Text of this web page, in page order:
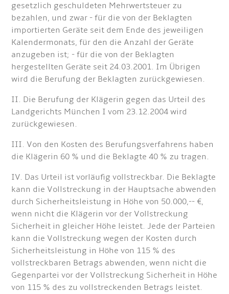
gesetzlich geschuldeten Mehrwertsteuer zu
bezahlen, und zwar - für die von der Beklagten
importierten Geräte seit dem Ende des jeweiligen
Kalendermonats, für den die Anzahl der Geräte
anzugeben ist; - für die von der Beklagten
hergestellten Geräte seit 24.03.2001. Im Übrigen
wird die Berufung der Beklagten zurückgewiesen.
II. Die Berufung der Klägerin gegen das Urteil des
Landgerichts München I vom 23.12.2004 wird
zurückgewiesen.
III. Von den Kosten des Berufungsverfahrens haben
die Klägerin 60 % und die Beklagte 40 % zu tragen.
IV. Das Urteil ist vorläufig vollstreckbar. Die Beklagte
kann die Vollstreckung in der Hauptsache abwenden
durch Sicherheitsleistung in Höhe von 50.000,-- €,
wenn nicht die Klägerin vor der Vollstreckung
Sicherheit in gleicher Höhe leistet. Jede der Parteien
kann die Vollstreckung wegen der Kosten durch
Sicherheitsleistung in Höhe von 115 % des
vollstreckbaren Betrags abwenden, wenn nicht die
Gegenpartei vor der Vollstreckung Sicherheit in Höhe
von 115 % des zu vollstreckenden Betrags leistet.